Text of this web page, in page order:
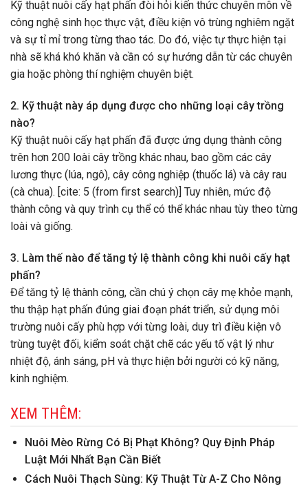
Kỹ thuật nuôi cấy hạt phấn đòi hỏi kiến thức chuyên môn về
công nghệ sinh học thực vật, điều kiện vô trùng nghiêm ngặt
và sự tỉ mỉ trong từng thao tác. Do đó, việc tự thực hiện tại
nhà sẽ khá khó khăn và cần có sự hướng dẫn từ các chuyên
gia hoặc phòng thí nghiệm chuyên biệt.
2. Kỹ thuật này áp dụng được cho những loại cây trồng
nào?
Kỹ thuật nuôi cấy hạt phấn đã được ứng dụng thành công
trên hơn 200 loài cây trồng khác nhau, bao gồm các cây
lương thực (lúa, ngô), cây công nghiệp (thuốc lá) và cây rau
(cà chua). [cite: 5 (from first search)] Tuy nhiên, mức độ
thành công và quy trình cụ thể có thể khác nhau tùy theo từng
loài và giống.
3. Làm thế nào để tăng tỷ lệ thành công khi nuôi cấy hạt
phấn?
Để tăng tỷ lệ thành công, cần chú ý chọn cây mẹ khỏe mạnh,
thu thập hạt phấn đúng giai đoạn phát triển, sử dụng môi
trường nuôi cấy phù hợp với từng loài, duy trì điều kiện vô
trùng tuyệt đối, kiểm soát chặt chẽ các yếu tố vật lý như
nhiệt độ, ánh sáng, pH và thực hiện bởi người có kỹ năng,
kinh nghiệm.
XEM THÊM:
Nuôi Mèo Rừng Có Bị Phạt Không? Quy Định Pháp
Luật Mới Nhất Bạn Cần Biết
Cách Nuôi Thạch Sùng: Kỹ Thuật Từ A-Z Cho Nông